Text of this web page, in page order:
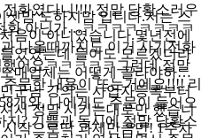
화였다니!!!! 정말 당황스러우
화 아닌가…ㅋㅋㅋㅋㅋㅋㅋㅋ
나올때까지도 이거 사기전화
어요ㅋㅋㅋㅋㅋ그런데 정말
문한 내용이 뜨는거에요!!!! 리
개와, 나에게도 주문이 들어오
지? 기쁨과 동시에 정말 당황스
셋맘 도하지맘 입니다.저는 스
음이 아니였습니다.몇년전에
었었는데 들어도 모르겠더라
매업체는 어떻게 골라야하는
군님 강의는 사업자등록부터
서 정말 시키는대로만 했습니
시작으로딱 과제만큼만! 1주차